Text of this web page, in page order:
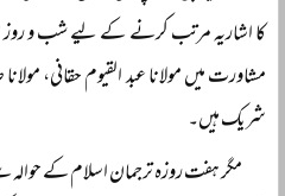
کا اشاریہ مرتب کرنے کے لیے شب و
مشاورت میں مولانا عبد القیوم حقانی،
شریک ہیں۔
مگر ہفت روزہ ترجمان اسلام کے